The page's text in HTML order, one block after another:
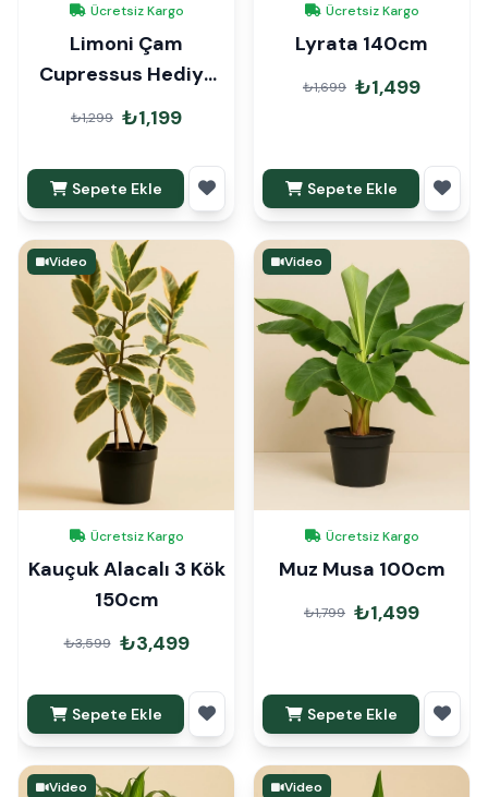
Ücretsiz Kargo
Limoni Çam
Cupressus Hediye
Paketli
₺1,299 ₺1,199
Sepete Ekle
Ücretsiz Kargo
Lyrata 140cm
₺1,699 ₺1,499
Sepete Ekle
Video
Ücretsiz Kargo
Kauçuk Alacalı 3 Kök
150cm
₺3,599 ₺3,499
Sepete Ekle
Video
Ücretsiz Kargo
Muz Musa 100cm
₺1,799 ₺1,499
Sepete Ekle
Video Video